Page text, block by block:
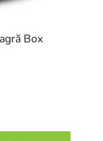
Box